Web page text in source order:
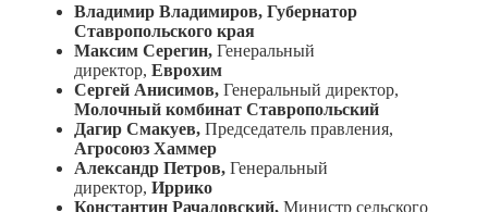
Владимир Владимиров, Губернатор
Ставропольского края
Максим Серегин, Генеральный
директор, Еврохим
Сергей Анисимов, Генеральный директор,
Молочный комбинат Ставропольский
Дагир Смакуев, Председатель правления,
Агросоюз Хаммер
Александр Петров, Генеральный
директор, Иррико
Константин Рачаловский, Министр сельского